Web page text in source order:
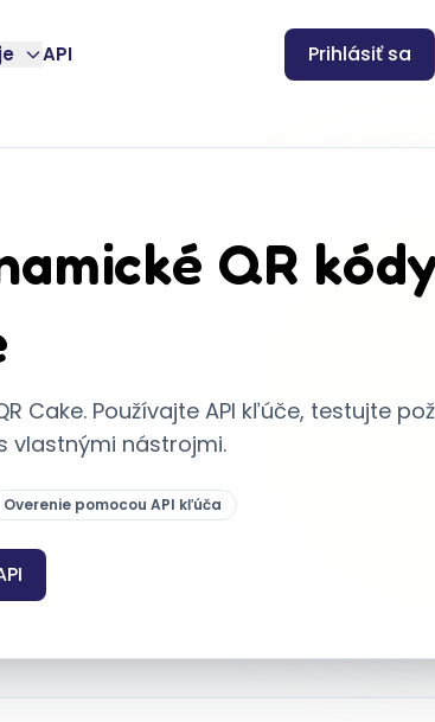
API Prihlásiť sa
QR
Cake. Používajte API kľúče, testujte
vlastnými nástrojmi.
Overenie pomocou API kľúča